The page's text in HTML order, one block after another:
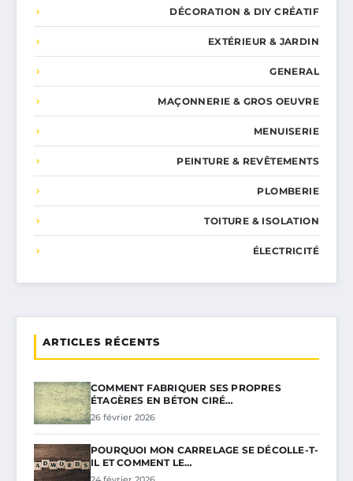
DÉCORATION & DIY CRÉATIF
EXTÉRIEUR & JARDIN
GENERAL
MAÇONNERIE & GROS OEUVRE
MENUISERIE
PEINTURE & REVÊTEMENTS
PLOMBERIE
TOITURE & ISOLATION
ÉLECTRICITÉ
ARTICLES RÉCENTS
COMMENT FABRIQUER SES PROPRES
ÉTAGÈRES EN BÉTON CIRÉ…
26 février 2026
POURQUOI MON CARRELAGE SE DÉCOLLE-T-
IL ET COMMENT LE…